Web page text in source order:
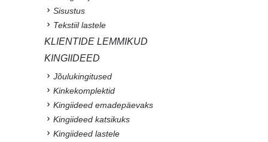
Sisustus
Tekstiil lastele
KLIENTIDE LEMMIKUD
KINGIIDEED
Jõulukingitused
Kinkekomplektid
Kingiideed emadepäevaks
Kingiideed katsikuks
Kingiideed lastele